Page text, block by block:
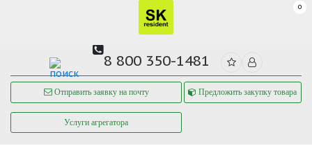
0
8 800 350-1481
Отправить заявку на почту Предложить закупку товара
Услуги агрегатора